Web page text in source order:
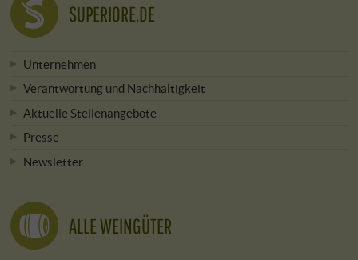
SUPERIORE.DE
Unternehmen
Verantwortung und Nachhaltigkeit
Aktuelle Stellenangebote
Presse
Newsletter
ALLE WEINGÜTER